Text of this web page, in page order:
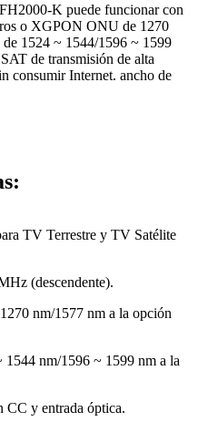
K puede funcionar con
o XGPON ONU de 1270
1524 ~ 1544/1596 ~ 1599
de transmisión de alta
consumir Internet. ancho de
TV Terrestre y TV Satélite
(descendente).
nm/1577 nm a la opción
1544 nm/1596 ~ 1599 nm a la
y entrada óptica.